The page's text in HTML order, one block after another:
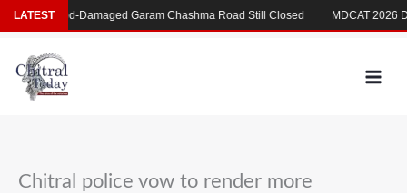
Skip
to
content
Chitral police vow to render more
LATEST
Flood-Damaged Garam Chashma Road Still Closed MDCAT 2026